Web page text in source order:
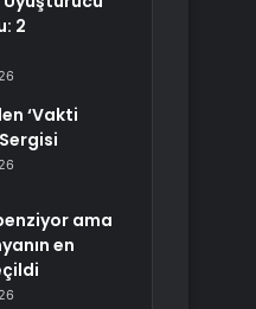
2
‘Vakti
ama
en